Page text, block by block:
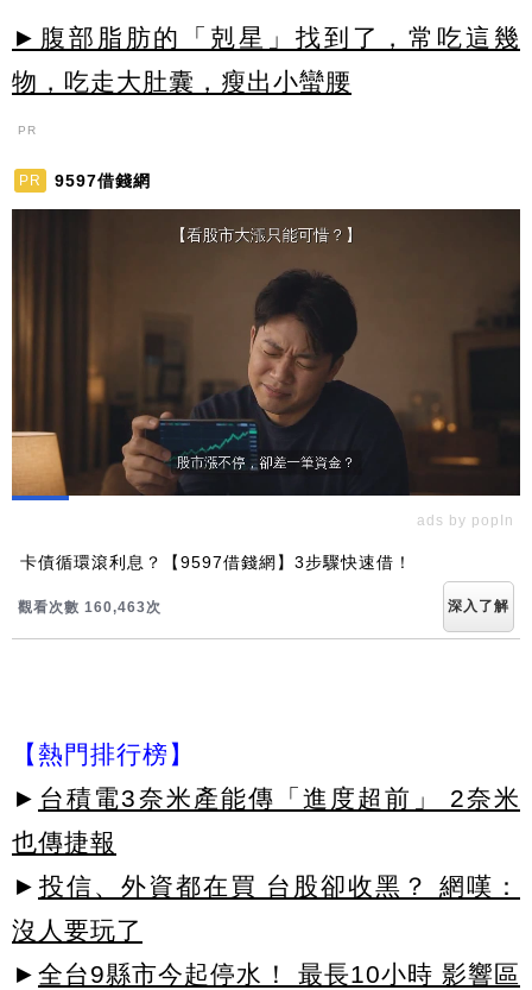
►腹部脂肪的「剋星」找到了，常吃這幾
物，吃走大肚囊，瘦出小蠻腰
PR
PR 9597借錢網
ads by popIn
卡債循環滾利息？【9597借錢網】3步驟快速借！
觀看次數 160,463次 深入了解
【熱門排行榜】
► 台積電3奈米產能傳「進度超前」 2奈米
也傳捷報
► 投信、外資都在買 台股卻收黑？ 網嘆：
沒人要玩了
► 全台9縣市今起停水！ 最長10小時 影響區